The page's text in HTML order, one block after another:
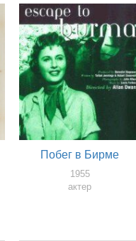
Побег в Бирме
1955
актер